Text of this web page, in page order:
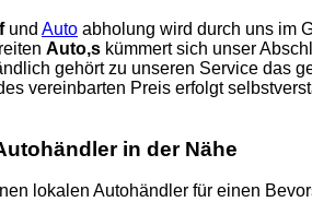
und Auto abholung wird durch uns im
Auto,s kümmert sich unser
gehört zu unseren Service das
vereinbarten Preis erfolgt
in der Nähe
lokalen Autohändler für einen